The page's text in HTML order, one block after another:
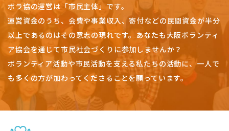
ボラ協の運営は「市民主体」です。
運営資金のうち、会費や事業収入、寄付などの民間資金が半分
以上であるのはその意志の現れです。 あなたも大阪ボランティ
ア協会を通じて市民社会づくりに参加しませんか？
ボランティア活動や市民活動を支える私たちの活動に、一人で
も多くの方が加わってくださることを願っています。